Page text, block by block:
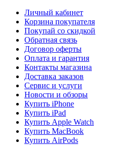
Личный кабинет
Корзина покупателя
Покупай со скидкой
Обратная связь
Договор оферты
Оплата и гарантия
Контакты магазина
Доставка заказов
Сервис и услуги
Новости и обзоры
Купить iPhone
Купить iPad
Купить Apple Watch
Купить MacBook
Купить AirPods